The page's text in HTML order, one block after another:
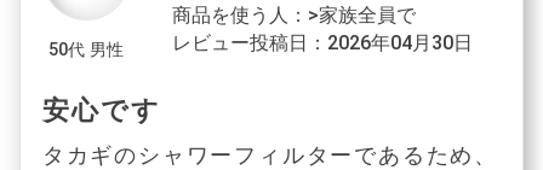
50代 男性
商品を使う人：>家族全員で
レビュー投稿日：2026年04月30日
安心です
タカギのシャワーフィルターであるため、